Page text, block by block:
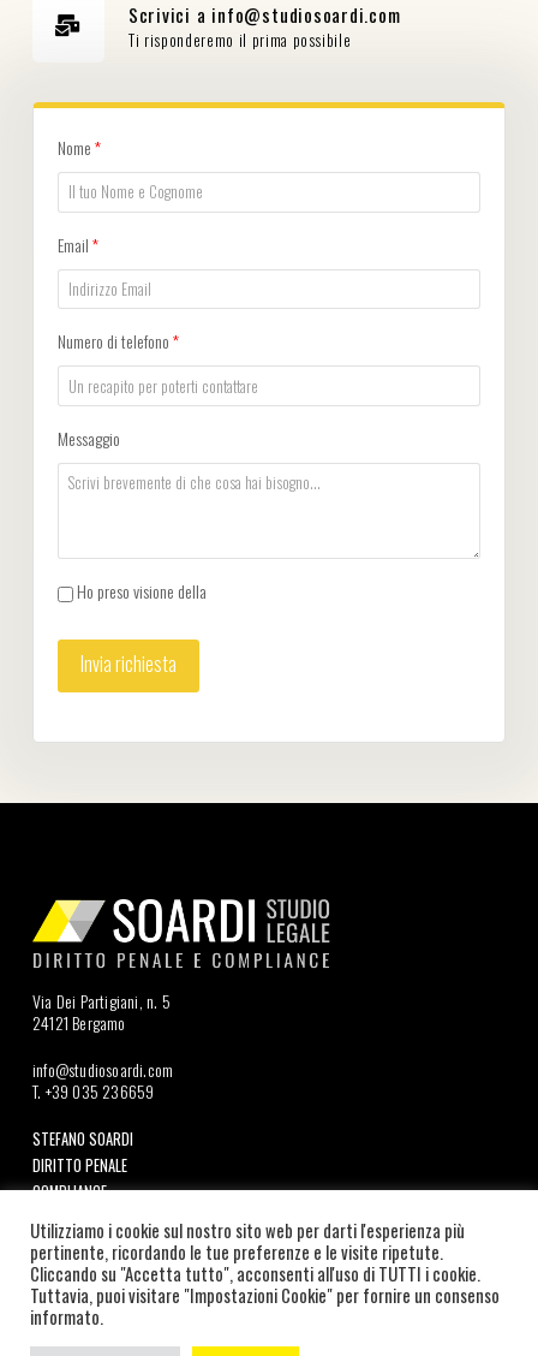
Scrivici a info@studiosoardi.com
Ti risponderemo il prima possibile
Nome*
Email*
Numero di telefono*
Messaggio
Ho preso visione della
Via Dei Partigiani, n. 5
24121 Bergamo
info@studiosoardi.com
T. +39 035 236659
STEFANO SOARDI
DIRITTO PENALE
COMPLIANCE
DOVE OPERIAMO
NEWS
Seguici su LinkedIn
©2026SOARDI STUDIO LEGALE | C.F. e P.IVA: SRDSFN87A19B157W |
Utilizziamo i cookie sul nostro sito web per darti l'esperienza più
pertinente, ricordando le tue preferenze e le visite ripetute.
Cliccando su "Accetta tutto", acconsenti all'uso di TUTTI i cookie.
Tuttavia, puoi visitare "Impostazioni Cookie" per fornire un consenso
informato.